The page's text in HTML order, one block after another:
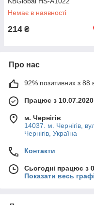
Немає в наявності
214 ₴
Про нас
92% позитивних з 88
Працює з 10.07.2020
м. Чернігів
14037. м. Чернігів,
Чернігів, Україна
Контакти
Сьогодні працює з
Показати весь